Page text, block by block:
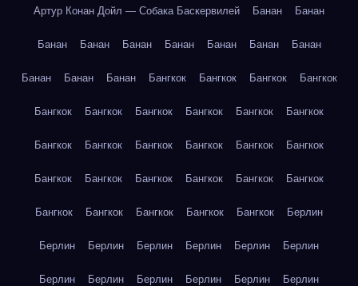
Артур Конан Дойл — Собака Баскервилей Банан Банан
Банан Банан Банан Банан Банан Банан Банан
Банан Банан Банан Бангкок Бангкок Бангкок Бангкок
Бангкок Бангкок Бангкок Бангкок Бангкок Бангкок
Бангкок Бангкок Бангкок Бангкок Бангкок Бангкок
Бангкок Бангкок Бангкок Бангкок Бангкок Бангкок
Бангкок Бангкок Бангкок Бангкок Бангкок Берлин
Берлин Берлин Берлин Берлин Берлин Берлин
Берлин Берлин Берлин Берлин Берлин Берлин